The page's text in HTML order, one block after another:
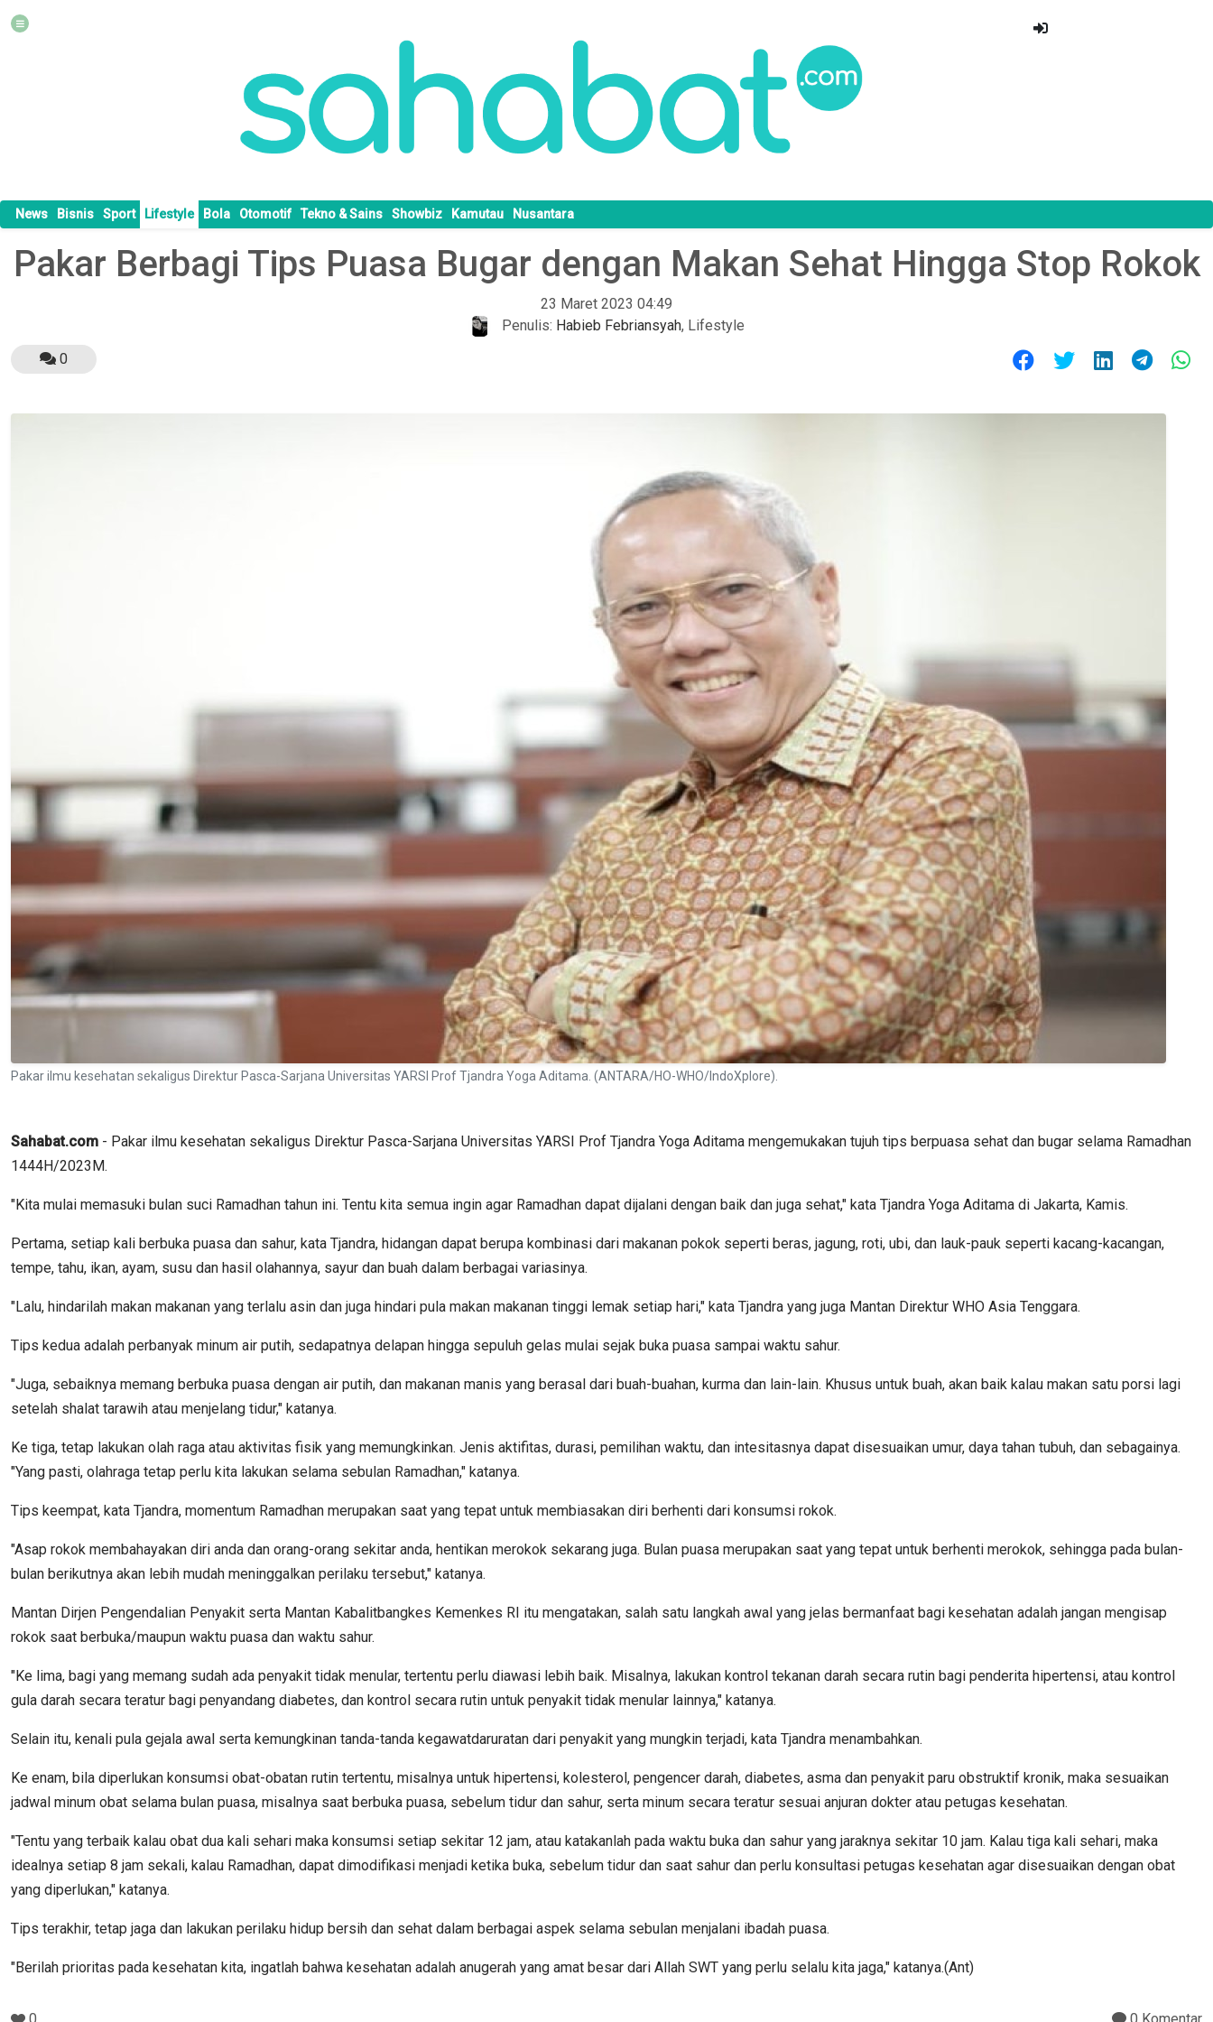
News Bisnis Sport Lifestyle Bola Otomotif Tekno & Sains Showbiz Kamutau Nusantara
Pakar Berbagi Tips Puasa Bugar dengan Makan Sehat Hingga Stop Rokok
23 Maret 2023 04:49
Penulis: Habieb Febriansyah, Lifestyle
0
Pakar ilmu kesehatan sekaligus Direktur Pasca-Sarjana Universitas YARSI Prof Tjandra Yoga Aditama. (ANTARA/HO-WHO/IndoXplore).
Sahabat.com - Pakar ilmu kesehatan sekaligus Direktur Pasca-Sarjana Universitas YARSI Prof Tjandra Yoga Aditama mengemukakan tujuh tips berpuasa sehat dan bugar selama Ramadhan
1444H/2023M.
"Kita mulai memasuki bulan suci Ramadhan tahun ini. Tentu kita semua ingin agar Ramadhan dapat dijalani dengan baik dan juga sehat," kata Tjandra Yoga Aditama di Jakarta, Kamis.
Pertama, setiap kali berbuka puasa dan sahur, kata Tjandra, hidangan dapat berupa kombinasi dari makanan pokok seperti beras, jagung, roti, ubi, dan lauk-pauk seperti kacang-kacangan,
tempe, tahu, ikan, ayam, susu dan hasil olahannya, sayur dan buah dalam berbagai variasinya.
"Lalu, hindarilah makan makanan yang terlalu asin dan juga hindari pula makan makanan tinggi lemak setiap hari," kata Tjandra yang juga Mantan Direktur WHO Asia Tenggara.
Tips kedua adalah perbanyak minum air putih, sedapatnya delapan hingga sepuluh gelas mulai sejak buka puasa sampai waktu sahur.
"Juga, sebaiknya memang berbuka puasa dengan air putih, dan makanan manis yang berasal dari buah-buahan, kurma dan lain-lain. Khusus untuk buah, akan baik kalau makan satu porsi lagi
setelah shalat tarawih atau menjelang tidur," katanya.
Ke tiga, tetap lakukan olah raga atau aktivitas fisik yang memungkinkan. Jenis aktifitas, durasi, pemilihan waktu, dan intesitasnya dapat disesuaikan umur, daya tahan tubuh, dan sebagainya.
"Yang pasti, olahraga tetap perlu kita lakukan selama sebulan Ramadhan," katanya.
Tips keempat, kata Tjandra, momentum Ramadhan merupakan saat yang tepat untuk membiasakan diri berhenti dari konsumsi rokok.
"Asap rokok membahayakan diri anda dan orang-orang sekitar anda, hentikan merokok sekarang juga. Bulan puasa merupakan saat yang tepat untuk berhenti merokok, sehingga pada bulan-
bulan berikutnya akan lebih mudah meninggalkan perilaku tersebut," katanya.
Mantan Dirjen Pengendalian Penyakit serta Mantan Kabalitbangkes Kemenkes RI itu mengatakan, salah satu langkah awal yang jelas bermanfaat bagi kesehatan adalah jangan mengisap
rokok saat berbuka/maupun waktu puasa dan waktu sahur.
"Ke lima, bagi yang memang sudah ada penyakit tidak menular, tertentu perlu diawasi lebih baik. Misalnya, lakukan kontrol tekanan darah secara rutin bagi penderita hipertensi, atau kontrol
gula darah secara teratur bagi penyandang diabetes, dan kontrol secara rutin untuk penyakit tidak menular lainnya," katanya.
Selain itu, kenali pula gejala awal serta kemungkinan tanda-tanda kegawatdaruratan dari penyakit yang mungkin terjadi, kata Tjandra menambahkan.
Ke enam, bila diperlukan konsumsi obat-obatan rutin tertentu, misalnya untuk hipertensi, kolesterol, pengencer darah, diabetes, asma dan penyakit paru obstruktif kronik, maka sesuaikan
jadwal minum obat selama bulan puasa, misalnya saat berbuka puasa, sebelum tidur dan sahur, serta minum secara teratur sesuai anjuran dokter atau petugas kesehatan.
"Tentu yang terbaik kalau obat dua kali sehari maka konsumsi setiap sekitar 12 jam, atau katakanlah pada waktu buka dan sahur yang jaraknya sekitar 10 jam. Kalau tiga kali sehari, maka
idealnya setiap 8 jam sekali, kalau Ramadhan, dapat dimodifikasi menjadi ketika buka, sebelum tidur dan saat sahur dan perlu konsultasi petugas kesehatan agar disesuaikan dengan obat
yang diperlukan," katanya.
Tips terakhir, tetap jaga dan lakukan perilaku hidup bersih dan sehat dalam berbagai aspek selama sebulan menjalani ibadah puasa.
"Berilah prioritas pada kesehatan kita, ingatlah bahwa kesehatan adalah anugerah yang amat besar dari Allah SWT yang perlu selalu kita jaga," katanya.(Ant)